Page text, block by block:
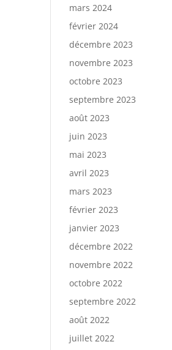
mars 2024
février 2024
décembre 2023
novembre 2023
octobre 2023
septembre 2023
août 2023
juin 2023
mai 2023
avril 2023
mars 2023
février 2023
janvier 2023
décembre 2022
novembre 2022
octobre 2022
septembre 2022
août 2022
juillet 2022